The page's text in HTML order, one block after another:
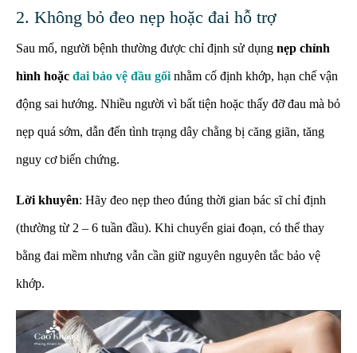
2. Không bỏ đeo nẹp hoặc đai hỗ trợ
Sau mổ, người bệnh thường được chỉ định sử dụng nẹp chỉnh
hình hoặc đai bảo vệ đầu gối nhằm cố định khớp, hạn chế vận
động sai hướng. Nhiều người vì bất tiện hoặc thấy đỡ đau mà bỏ
nẹp quá sớm, dẫn đến tình trạng dây chằng bị căng giãn, tăng
nguy cơ biến chứng.
Lời khuyên: Hãy đeo nẹp theo đúng thời gian bác sĩ chỉ định
(thường từ 2 – 6 tuần đầu). Khi chuyển giai đoạn, có thể thay
bằng đai mềm nhưng vẫn cần giữ nguyên nguyên tắc bảo vệ
khớp.